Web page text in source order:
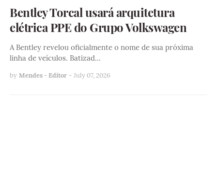
Bentley Torcal usará arquitetura
elétrica PPE do Grupo Volkswagen
A Bentley revelou oficialmente o nome de sua próxima
linha de veículos. Batizad…
by Mendes - Editor - July 07, 2026